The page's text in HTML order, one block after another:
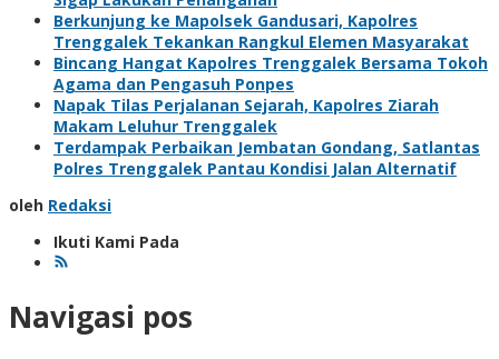
Berkunjung ke Mapolsek Gandusari, Kapolres
Trenggalek Tekankan Rangkul Elemen Masyarakat
Bincang Hangat Kapolres Trenggalek Bersama Tokoh
Agama dan Pengasuh Ponpes
Napak Tilas Perjalanan Sejarah, Kapolres Ziarah
Makam Leluhur Trenggalek
Terdampak Perbaikan Jembatan Gondang, Satlantas
Polres Trenggalek Pantau Kondisi Jalan Alternatif
oleh Redaksi
Ikuti Kami Pada
Navigasi pos